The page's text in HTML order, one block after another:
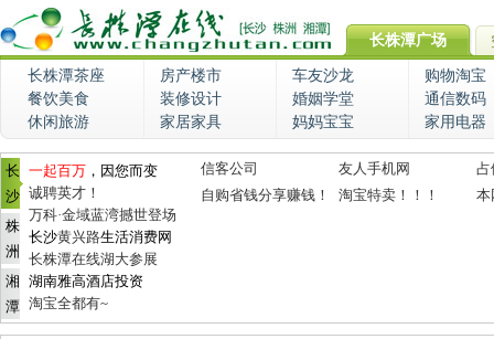
长株潭广场
长株潭茶座 房产楼市 车友沙龙
购物淘宝
餐饮美食
装修设计 婚姻学堂
通信数码
休闲旅游
家居家具 妈妈宝宝 家用电器
长
沙
株
洲
湘
潭
一起百万 ，因您而变
诚聘英才！
万科·金域蓝湾撼世登场
长沙黄兴路生活消费网
长株潭在线湖大参展
湖南雅高酒店投资
淘宝全都有~
信客公司 友人手机网
占
自购省钱分享赚钱！
淘宝特卖！！！ 本